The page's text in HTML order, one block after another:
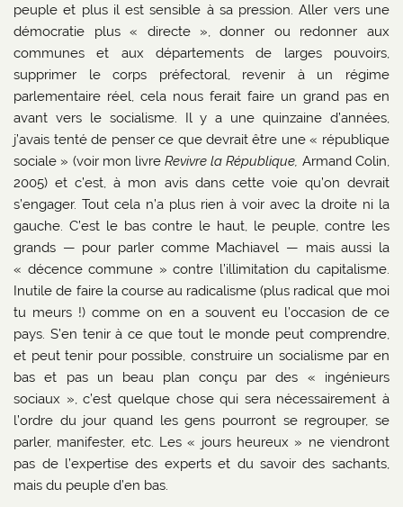
peuple et plus il est sensible à sa pression. Aller vers une
démocratie plus « directe », donner ou redonner aux
communes et aux départements de larges pouvoirs,
supprimer le corps préfectoral, revenir à un régime
parlementaire réel, cela nous ferait faire un grand pas en
avant vers le socialisme. Il y a une quinzaine d’années,
j’avais tenté de penser ce que devrait être une « république
sociale » (voir mon livreRevivre la République, Armand Colin,
2005) et c’est, à mon avis dans cette voie qu’on devrait
s’engager. Tout cela n’a plus rien à voir avec la droite ni la
gauche. C’est le bas contre le haut, le peuple, contre les
grands — pour parler comme Machiavel — mais aussi la
« décence commune » contre l’illimitation du capitalisme.
Inutile de faire la course au radicalisme (plus radical que moi
tu meurs !) comme on en a souvent eu l’occasion de ce
pays. S’en tenir à ce que tout le monde peut comprendre,
et peut tenir pour possible, construire un socialisme par en
bas et pas un beau plan conçu par des « ingénieurs
sociaux », c’est quelque chose qui sera nécessairement à
l’ordre du jour quand les gens pourront se regrouper, se
parler, manifester, etc. Les « jours heureux » ne viendront
pas de l’expertise des experts et du savoir des sachants,
mais du peuple d’en bas.